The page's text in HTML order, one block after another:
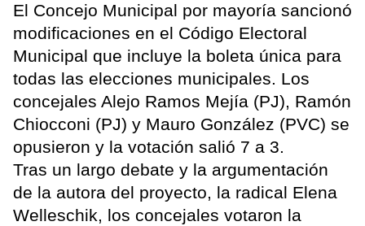
El Concejo Municipal por mayoría sancionó
modificaciones en el Código Electoral
Municipal que incluye la boleta única para
todas las elecciones municipales. Los
concejales Alejo Ramos Mejía (PJ), Ramón
Chiocconi (PJ) y Mauro González (PVC) se
opusieron y la votación salió 7 a 3.
Tras un largo debate y la argumentación
de la autora del proyecto, la radical Elena
Welleschik, los concejales votaron la